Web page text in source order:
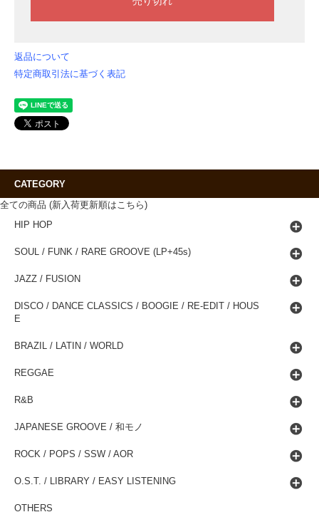
返品について
特定商取引法に基づく表記
CATEGORY
全ての商品 (新入荷更新順はこちら)
HIP HOP
SOUL / FUNK / RARE GROOVE (LP+45s)
JAZZ / FUSION
DISCO / DANCE CLASSICS / BOOGIE / RE-EDIT / HOUS
E
BRAZIL / LATIN / WORLD
REGGAE
R&B
JAPANESE GROOVE / 和モノ
ROCK / POPS / SSW / AOR
O.S.T. / LIBRARY / EASY LISTENING
OTHERS